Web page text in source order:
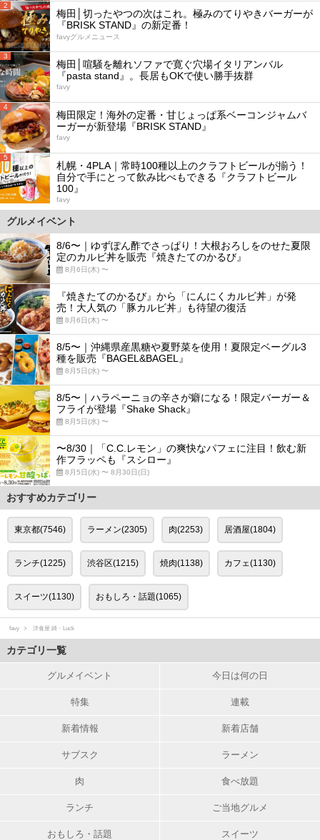
2
梅田│切ったやつの次はこれ。極みのてりやきバーガーが
『BRISK STAND』の新定番！
favyグルメニュース
3
梅田│喧騒を離れソファで寛ぐ穴場イタリアンバル
『pasta stand』。長居もOKで使い勝手抜群
favy
4
梅田限定！海外の定番・甘じょっぱ系ベーコンジャムバ
ーガーが新登場『BRISK STAND』
favy
5
札幌・4PLA｜常時100種以上のクラフトビールが揃う！
自分で手にとって飲み比べもできる『クラフトビール
100』
favy
グルメイベント
8/6〜｜ゆずぽん酢でさっぱり！大根おろしをのせた夏限
定のカルビ丼を販売『焼きたてのかるび』
8月6日(木) 〜
『焼きたてのかるび』から「にんにくカルビ丼」が発
売！大人気の「豚カルビ丼」も待望の復活
8月6日(木) 〜
8/5〜｜沖縄県産黒糖や夏野菜を使用！夏限定ベーグル3
種を販売『BAGEL&BAGEL』
8月5日(水) 〜
8/5〜｜ハラペーニョの辛さが癖になる！限定バーガー＆
フライが登場『Shake Shack』
8月5日(水) 〜
〜8/30｜「C.C.レモン」の爽快なパフェに注目！飲む新
作フラッペも『スシロー』
8月5日(水) 〜 8月30日(日)
おすすめカテゴリー
東京都(7546) ラーメン(2305) 肉(2253) 居酒屋(1804)
ランチ(1225) 渋谷区(1215) 焼肉(1138) カフェ(1130)
スイーツ(1130) おもしろ・話題(1065)
favy 洋食屋 綺・Luck
カテゴリ一覧
グルメイベント 今日は何の日
特集 連載
新着情報 新着店舗
サブスク ラーメン
肉 食べ放題
ランチ ご当地グルメ
おもしろ・話題 スイーツ